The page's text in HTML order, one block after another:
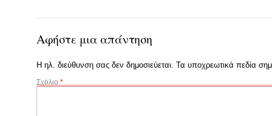
Αφήστε μια απάντηση
Η ηλ. διεύθυνση σας δεν δημοσιεύεται. Τα υποχρεωτικά πεδία
Σχόλιο *